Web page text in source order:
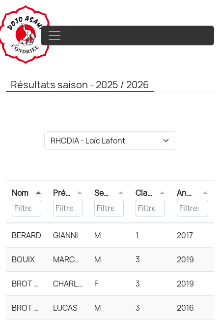
Résultats saison - 2025 / 2026
Nom Prénom Sexe Classement Année
BERARD GIANNI M 1 2017
BOUIX MARCEL M 3 2019
BROT - MALICK CHARLOTTE F 3 2019
BROT - MALICK LUCAS M 3 2016